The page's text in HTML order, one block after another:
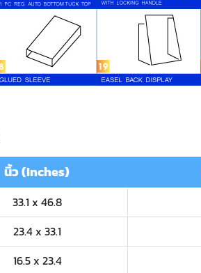
นิ้ว (Inches)
33.1 x 46.8
23.4 x 33.1
16.5 x 23.4